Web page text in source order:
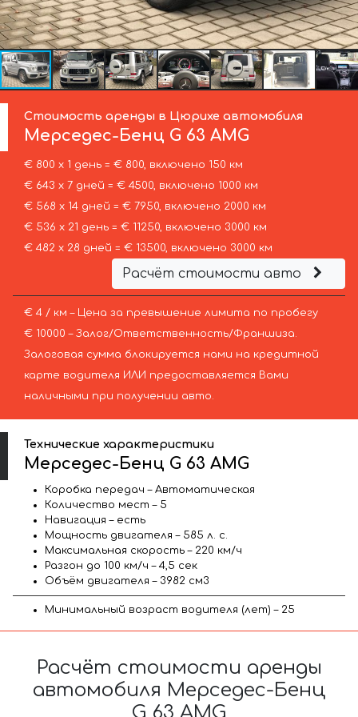
Стоимость аренды в Цюрихе автомобиля
Мерседес-Бенц G 63 AMG
€ 800 х 1 день = € 800, включено 150 км
€ 643 х 7 дней = € 4500, включено 1000 км
€ 568 х 14 дней = € 7950, включено 2000 км
€ 536 х 21 день = € 11250, включено 3000 км
€ 482 х 28 дней = € 13500, включено 3000 км
Расчёт стоимости авто
€ 4 / км – Цена за превышение лимита по пробегу
€ 10000 – Залог/Ответственность/Франшиза.
Залоговая сумма блокируется нами на кредитной
карте водителя ИЛИ предоставляется Вами
наличными при получении авто.
Технические характеристики
Мерседес-Бенц G 63 AMG
Коробка передач – Автоматическая
Количество мест – 5
Навигация – есть
Мощность двигателя – 585 л. с.
Максимальная скорость – 220 км/ч
Разгон до 100 км/ч – 4,5 сек
Объём двигателя – 3982 см3
Минимальный возраст водителя (лет) – 25
Расчёт стоимости аренды
автомобиля Мерседес-Бенц